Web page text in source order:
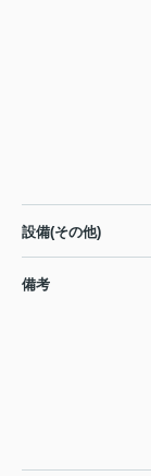
設備(その他)
備考